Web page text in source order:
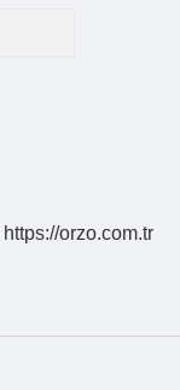
https://orzo.com.tr